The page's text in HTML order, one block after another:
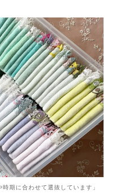
期に合わせて選抜しています」